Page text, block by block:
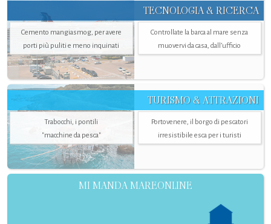
TECNOLOGIA & RICERCA
Cemento mangiasmog, per avere
porti più puliti e meno inquinati
Controllate la barca al mare senza
muovervi da casa, dall’ufficio
TURISMO & ATTRAZIONI
Trabocchi, i pontili
"macchine da pesca"
Portovenere, il borgo di pescatori
irresistibile esca per i turisti
MI MANDA MAREONLINE